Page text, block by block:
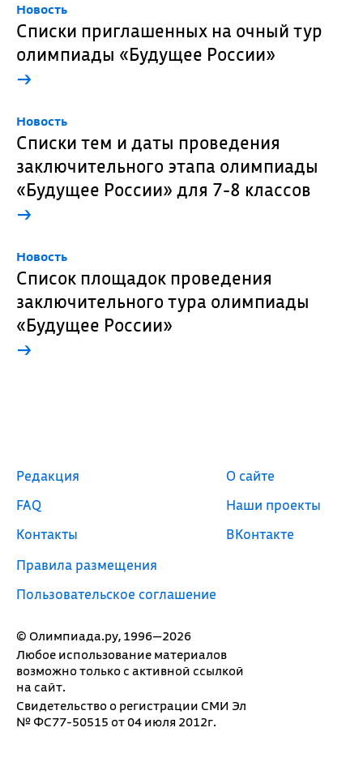
Новость
Списки приглашенных на очный тур
олимпиады «Будущее России»
→
Новость
Списки тем и даты проведения
заключительного этапа олимпиады
«Будущее России» для 7-8 классов
→
Новость
Список площадок проведения
заключительного тура олимпиады
«Будущее России»
→
© Олимпиада.ру, 1996—2026
Любое использование материалов
возможно только с активной ссылкой
на сайт.
Свидетельство о регистрации СМИ Эл
№ ФС77-50515 от 04 июля 2012г.
Редакция
FAQ
Контакты
Правила размещения
Пользовательское соглашение
О сайте
Наши проекты
ВКонтакте